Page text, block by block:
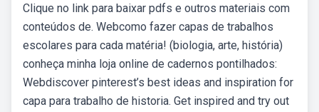
Clique no link para baixar pdfs e outros materiais com
conteúdos de. Webcomo fazer capas de trabalhos
escolares para cada matéria! (biologia, arte, história)
conheça minha loja online de cadernos pontilhados:
Webdiscover pinterest’s best ideas and inspiration for
capa para trabalho de historia. Get inspired and try out